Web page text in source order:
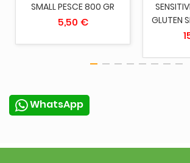
SMALL PESCE 800 GR
5,50 €
GLUTEN
WhatsApp